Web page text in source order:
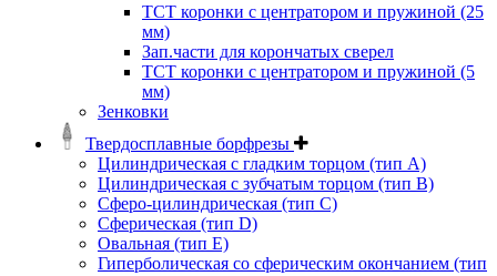
ТСТ коронки с центратором и пружиной (25
мм)
Зап.части для корончатых сверел
ТСТ коронки с центратором и пружиной (5
мм)
Зенковки
Твердосплавные борфрезы
Цилиндрическая с гладким торцом (тип А)
Цилиндрическая с зубчатым торцом (тип В)
Сферо-цилиндрическая (тип С)
Сферическая (тип D)
Овальная (тип Е)
Гиперболическая со сферическим окончанием (тип